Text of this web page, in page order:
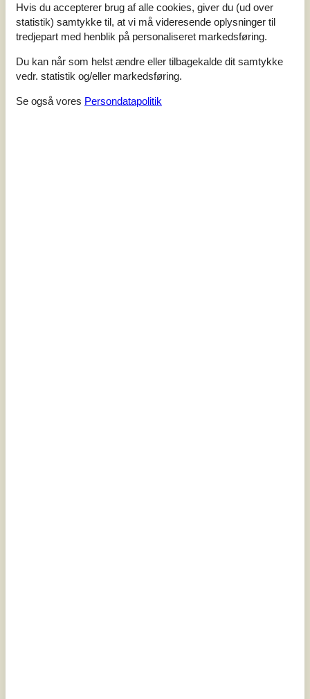
Tilføj til favoritter
Ferielejlighed med udsigt over
Vadehavet
Nordre Havnevej - Havneby - 6792 - Rømø
Hvis du accepterer brug af alle cookies, giver du (ud over
statistik) samtykke til, at vi må videresende oplysninger til
tredjepart med henblik på personaliseret markedsføring.
Du kan når som helst ændre eller tilbagekalde dit samtykke
vedr. statistik og/eller markedsføring.
Se også vores Persondatapolitik